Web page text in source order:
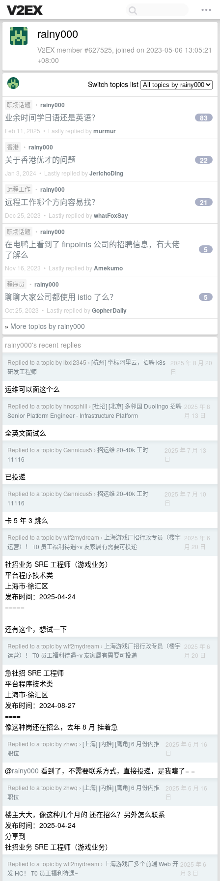
rainy000
V2EX member #627525, joined on 2023-05-06 13:05:21
+08:00
Switch topics list
职场话题 • rainy000
业余时间学日语还是英语？
Feb 11, 2025 • Lastly replied bymurmur
83
香港 • rainy000
关于香港优才的问题
Jan 3, 2024 • Lastly replied byJerichoDing
22
远程工作 • rainy000
远程工作哪个方向容易找？
Dec 25, 2023 • Lastly replied bywhatFoxSay
21
职场话题 • rainy000
在电鸭上看到了 finpoints 公司的招聘信息，有大佬
了解么
Nov 16, 2023 • Lastly replied byAmekumo
5
程序员 • rainy000
聊聊大家公司都使用 istio 了么？
Oct 25, 2023 • Lastly replied byGopherDaily
5
» More topics by rainy000
rainy000's recent replies
Replied to a topic by lbxl2345 › [杭州] 坐标阿里云，招聘 k8s
研发工程师
2025 年 8 月 20
日
运维可以面这个么
Replied to a topic by hncsphill › [社招] [北京] 多邻国 Duolingo 招聘
Senior Platform Engineer - Infrastructure Platform
2025 年 8
月 13 日
全英文面试么
Replied to a topic by Gannicus5 › 招运维 20-40k 工时
11116
2025 年 7 月 13
日
已投递
Replied to a topic by Gannicus5 › 招运维 20-40k 工时
11116
2025 年 7 月 10
日
卡 5 年 3 跳么
Replied to a topic by wlf2mydream ›
上海游戏厂招行政专员（楼宇
运营）！ T0 员工福利待遇~v 友家属有需要可投递
2025 年 6
月 20 日
社招业务 SRE 工程师（游戏业务）
平台程序技术类
上海市·徐汇区
发布时间：2025-04-24
=====
还有这个，想试一下
Replied to a topic by wlf2mydream ›
上海游戏厂招行政专员（楼宇
运营）！ T0 员工福利待遇~v 友家属有需要可投递
2025 年 6
月 20 日
急社招 SRE 工程师
平台程序技术类
上海市·徐汇区
发布时间：2024-08-27
====
像这种岗还在招么，去年 8 月 挂着急
Replied to a topic by zhwq › [上海] [内推] [鹰角] 6 月份内推
职位
2025 年 6 月 16
日
@rainy000 看到了，不需要联系方式，直接投递，是我瞎了= =
Replied to a topic by zhwq › [上海] [内推] [鹰角] 6 月份内推
职位
2025 年 6 月 16
日
楼主大大，像这种几个月的 还在招么？另外怎么联系
发布时间：2025-04-24
分享到
社招业务 SRE 工程师（游戏业务）
Replied to a topic by wlf2mydream ›
上海游戏厂多个前端 Web 开
发 HC！ T0 员工福利待遇~
2025 年 6
月 3 日